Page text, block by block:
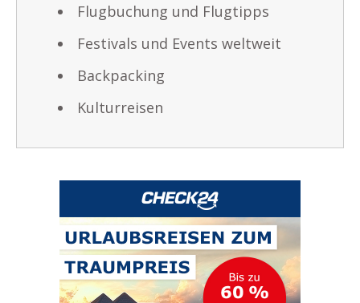
Flugbuchung und Flugtipps
Festivals und Events weltweit
Backpacking
Kulturreisen